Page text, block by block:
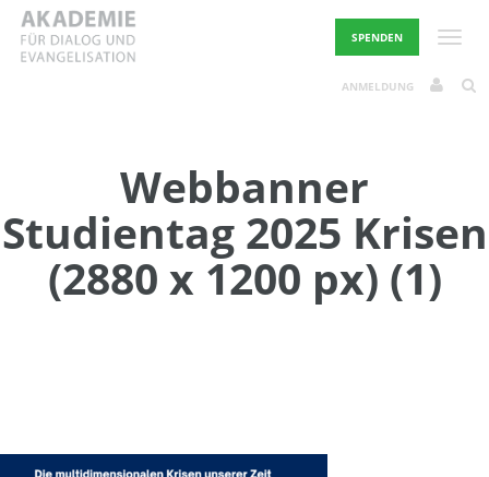
Skip
content
SPENDEN
ANMELDUNG
Webbanner
Studientag 2025 Krisen
(2880 x 1200 px) (1)